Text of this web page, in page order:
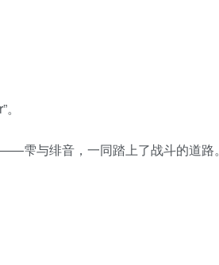
雫与绯音，一同踏上了战斗的道路。